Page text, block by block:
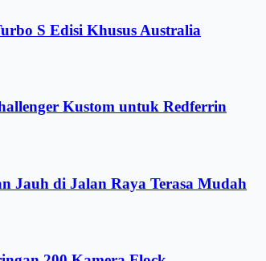
S Edisi Khusus Australia
Kustom untuk Redferrin
Jauh di Jalan Raya Terasa Mudah